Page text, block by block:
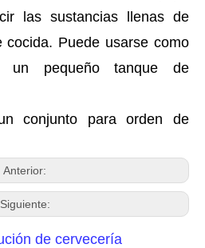
las sustancias llenas de
cocida. Puede usarse como
un pequeño tanque de
conjunto para orden de
Anterior:
Siguiente:
de cervecería